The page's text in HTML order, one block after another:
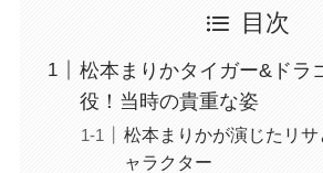
目次
松本まりかタイガー&ドラ
役！当時の貴重な姿
松本まりかが演じたリ
ャラクター